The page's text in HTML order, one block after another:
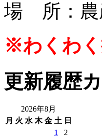
場 所：農
※わくわ
更新履歴
2026年8月
月 火 水 木 金 土 日
1
2